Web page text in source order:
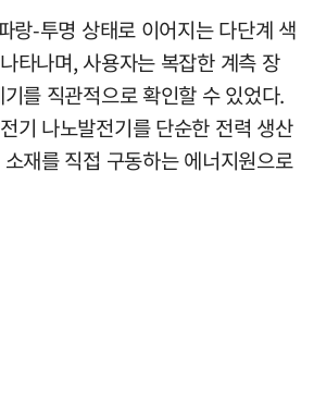
랑-투명 상태로 이어지는 다단계 색
타나며, 사용자는 복잡한 계측 장
를 직관적으로 확인할 수 있었다.
기 나노발전기를 단순한 전력 생산
재를 직접 구동하는 에너지원으로